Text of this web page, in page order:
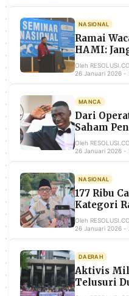
RESOLUSI
MEDIA
PRAMUDITA
©
Resolusi.co
2026
PT.
RESOLUSI
PRAMUDITA
NASIONAL
Ramai
HAMI:
Reformasi
Oleh RESOLUSI.CO
26 Januari 2026 -
MANCA
Dari
Saham
Raup Rp16
Oleh RESOLUSI.CO
26 Januari 2026 -
NASIONAL
177 Ribu
Kategori
Oleh RESOLUSI.CO
26 Januari 2026 -
DAERAH
Aktivis
Telusuri
Kendaraan